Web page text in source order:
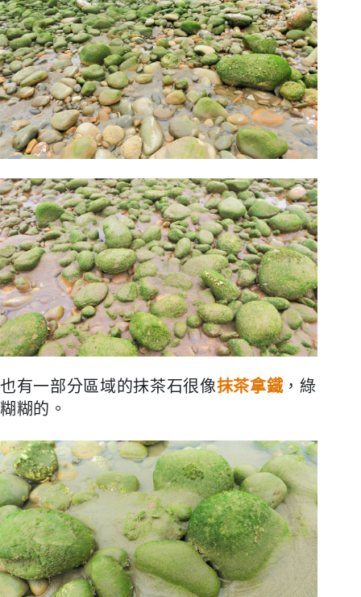
也有一部分區域的抹茶石很像抹茶拿鐵，綠
糊糊的。